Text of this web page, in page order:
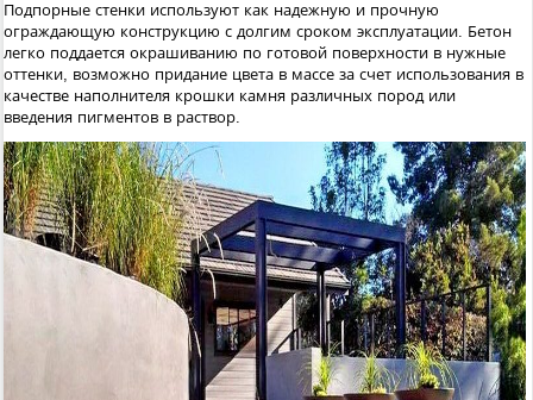
Подпорные стенки используют как надежную и прочную
ограждающую конструкцию с долгим сроком эксплуатации. Бетон
легко поддается окрашиванию по готовой поверхности в нужные
оттенки, возможно придание цвета в массе за счет использования в
качестве наполнителя крошки камня различных пород или
введения пигментов в раствор.